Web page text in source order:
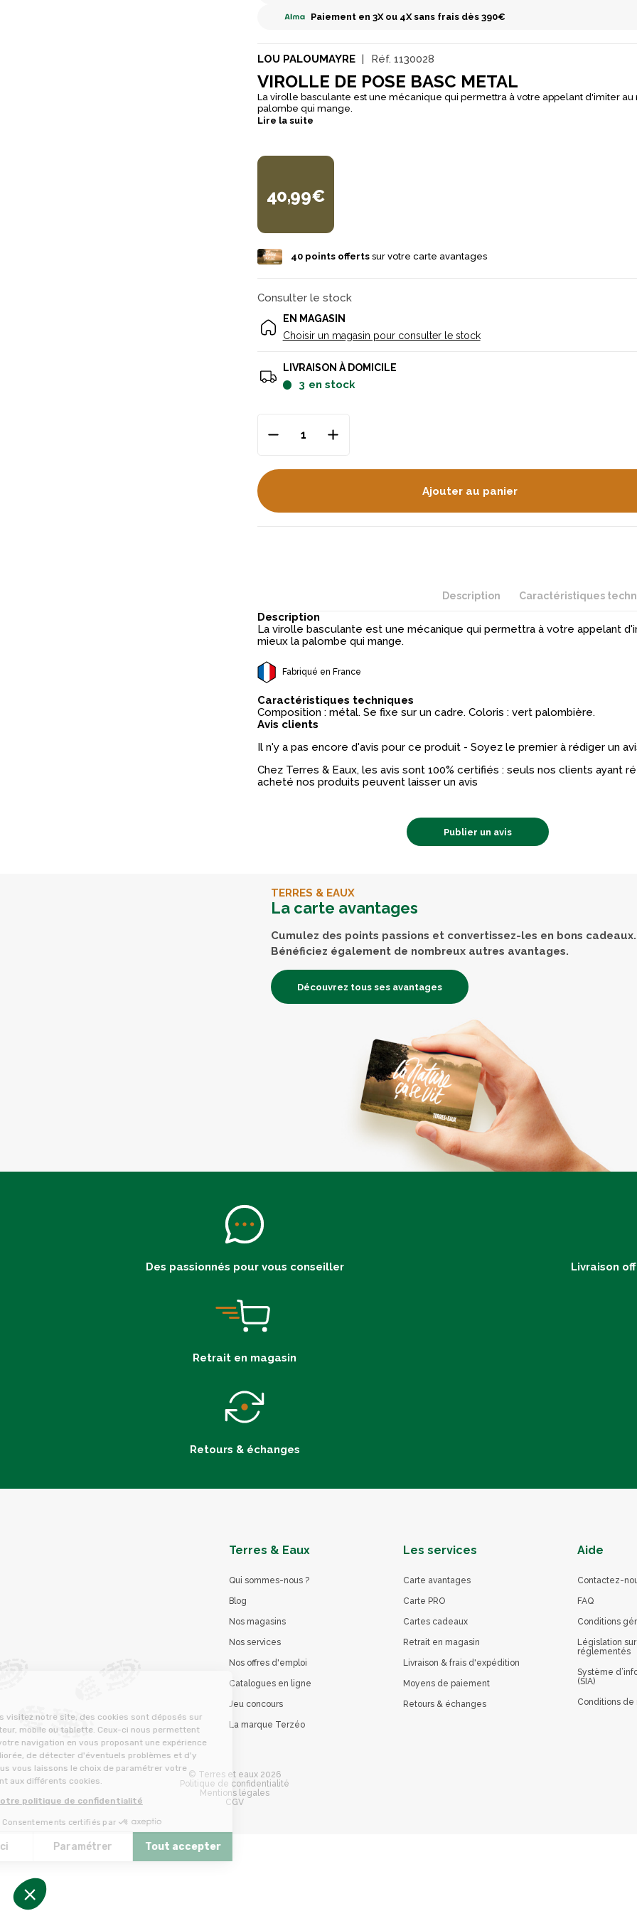
Lorsque vous visitez notre site, des cookies sont déposés sur
votre ordinateur, mobile ou tablette. Ceux-ci nous permettent
d'optimiser votre navigation en vous proposant une expérience
d'achat améliorée, de détecter d'éventuels problèmes et d'y
remédier. Nous vous laissons le choix de paramétrer votre
consentement aux différents cookies.
Consulter notre politique de confidentialité
Consentements certifiés par
Non merci Paramétrer
Plateforme de Gestion du Consentement : Personnalisez vos Options
Notre plateforme vous permet d'adapter et de gérer vos paramètres de confidentialité, en garantissant la
Paiement en 3X ou 4X sans frais dès 390€
LOU PALOUMAYRE Réf. 1130028
VIROLLE DE POSE BASC METAL
La virolle basculante est une mécanique qui permettra à votre appelant d'imiter au
palombe qui mange.
Lire la suite
40,99€
40 points offerts sur votre carte avantages
Consulter le stock
EN MAGASIN
Choisir un magasin pour consulter le stock
LIVRAISON À DOMICILE
3 en stock
Ajouter au panier
Description Caractéristiques
Description
La virolle basculante est une mécanique qui permettra à votre appelant
mieux la palombe qui mange.
Fabriqué en France
Caractéristiques techniques
Composition : métal. Se fixe sur un cadre. Coloris : vert palombière.
Avis clients
Il n'y a pas encore d'avis pour ce produit - Soyez le premier à rédiger un
Chez Terres & Eaux, les avis sont 100% certifiés : seuls nos clients ayant
acheté nos produits peuvent laisser un avis
Publier un avis
TERRES & EAUX
La carte avantages
Cumulez des points passions et convertissez-les en bons cadeaux.
Bénéficiez également de nombreux autres avantages.
Découvrez tous ses avantages
Des passionnés pour vous conseiller Livraison
Retrait en magasin
Retours & échanges
Terres & Eaux
Qui sommes-nous ?
Blog
Nos magasins
Nos services
Nos offres d'emploi
Catalogues en ligne
Jeu concours
La marque Terzéo
Les services
Carte avantages
Carte PRO
Cartes cadeaux
Retrait en magasin
Livraison & frais d'expédition
Moyens de paiement
Retours & échanges
Aide
Contactez-
FAQ
Conditions
Législation
réglementés
Système
(SIA)
Conditions de
© Terres et eaux 2026
Politique de confidentialité
Mentions légales
CGV